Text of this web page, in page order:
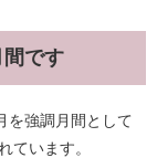
です
を強調月間として
ています。